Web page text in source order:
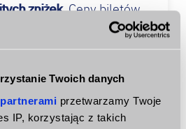
Twoich danych
przetwarzamy Twoje
IP, korzystając z takich
zniżek.Ceny biletów
sportowych, ZOO i
Jedne placówki
jeszcze tańsze bilety w
inne – na przykład